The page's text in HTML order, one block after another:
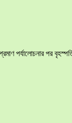
পর্যালোচনার পর